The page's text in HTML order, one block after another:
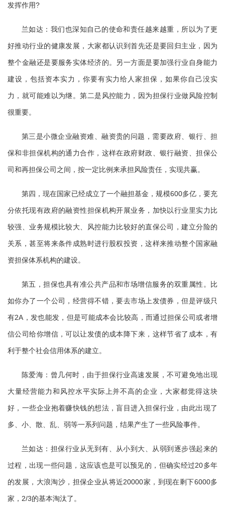
发挥作用?
兰如达：我们也深知自己的使命和责任越来越重，所以为了更
好推动行业的健康发展，大家都认识到首先还是要回归主业，因为
整个金融还是要服务实体经济的。另一方面是要加强行业自身能力
建设，包括资本实力，你要有实力给人家担保，如果你自己没实
力，就可能难以为继。第二是风控能力，因为担保行业做风险控制
很重要。
第三是小微企业融资难、融资贵的问题，需要政府、银行、担
保和非担保机构的通力合作，这样在政府财政、银行融资、担保公
司和再担保公司之间，按一定比例来承担风险责任，实现共赢。
第四，现在国家已经成立了一个融担基金，规模600多亿，要充
分依托现有政府的融资性担保机构开展业务，加快以行业里实力比
较强、业务规模比较大、风控能力比较好的直保公司，建立分险的
关系，甚至将来条件成熟时进行股权投资，这样来推动整个国家融
资担保体系机构的建设。
第五，担保也具有准公共产品和市场增信服务的双重属性。比
如你办了一个公司，经营得不错，要去市场上发债券，但是评级只
有2A，发也能发，但是可能成本会比较高，而通过担保公司或者增
信公司给你增信，可以让发债的成本降下来，这样节省了成本，有
利于整个社会信用体系的建立。
陈爱海：曾几何时，由于担保行业高速发展，不可避免地出现
大量经营能力和风控水平实际上并不高的企业，大家都觉得这块
好，一些企业抱着赚快钱的想法，盲目进入担保行业，由此出现了
多、小、散、乱、弱等一系列问题，结果产生了一些风险事件。
兰如达：担保行业从无到有、从小到大、从弱到逐步强起来的
过程，出现一些问题，这应该也是可以预见的，但确实经过20多年
的发展，大浪淘沙，担保企业从将近20000家，到现在剩下6000多
家，2/3的基本淘汰了。